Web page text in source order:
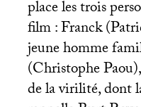
place les trois
film : Franck
jeune homme
(Christophe
de la virilité, dont